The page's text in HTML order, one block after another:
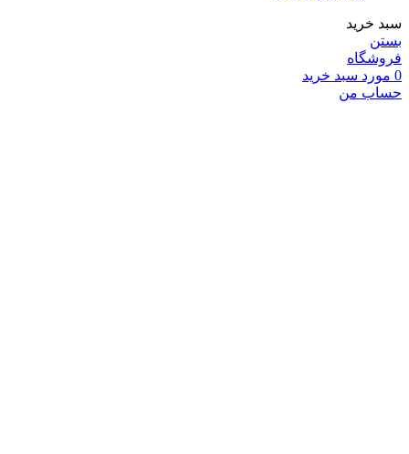
سبد خرید
بستن
فروشگاه
0 مورد سبد خرید
حساب من